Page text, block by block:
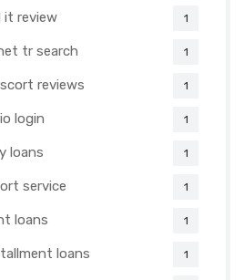
it review 1
tr search 1
reviews 1
login 1
loans 1
service 1
loans 1
loans 1